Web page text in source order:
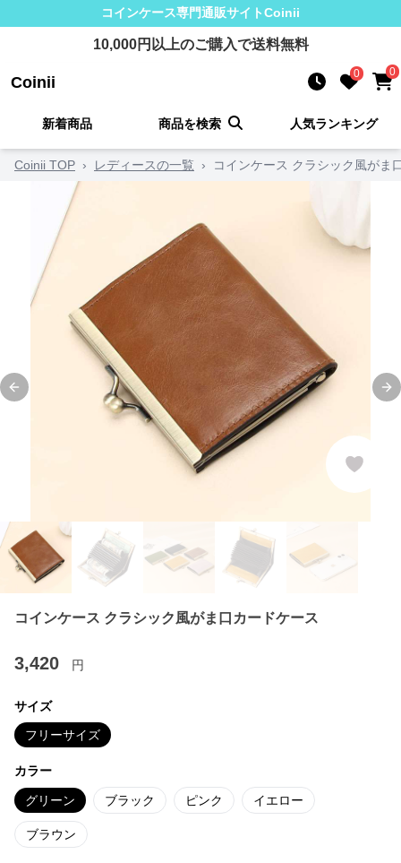
コインケース専門通販サイトCoinii
10,000円以上のご購入で送料無料
Coinii 0 0
新着商品 商品を検索 人気ランキング
Coinii TOP › レディースの一覧 › コインケース クラシック風がま
Previous slide
コインケース クラシック風がま口カードケース
3,420 円
サイズ
フリーサイズ
カラー
グリーン ブラック ピンク イエロー
ブラウン